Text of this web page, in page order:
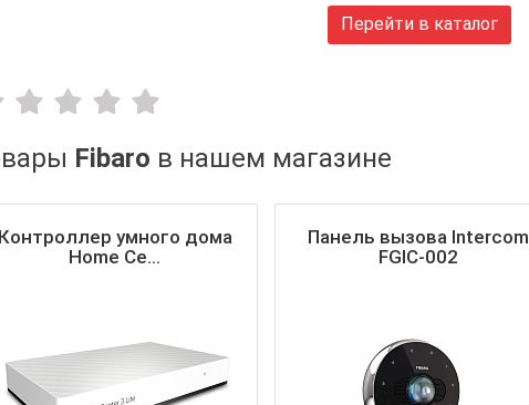
Перейти в каталог
Fibaro в нашем магазине
умного дома
Home Ce...
Панель вызова Intercom
FGIC-002